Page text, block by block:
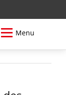
Menu